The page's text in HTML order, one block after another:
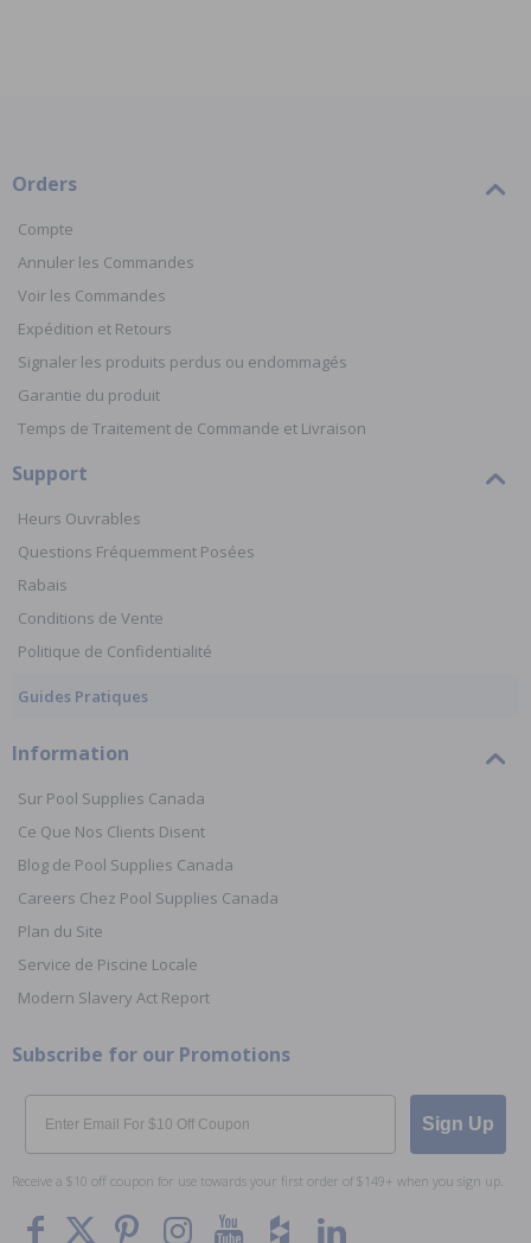
Orders
Compte
Annuler les Commandes
Voir les Commandes
Expédition et Retours
Signaler les produits perdus ou endommagés
Garantie du produit
Temps de Traitement de Commande et Livraison
Support
Heurs Ouvrables
Questions Fréquemment Posées
Rabais
Conditions de Vente
Politique de Confidentialité
Guides Pratiques
Information
Sur Pool Supplies Canada
Ce Que Nos Clients Disent
Blog de Pool Supplies Canada
Careers Chez Pool Supplies Canada
Plan du Site
Service de Piscine Locale
Modern Slavery Act Report
Subscribe for our Promotions
Email
Sign Up
Receive a $10 off coupon for use towards your first order of $149+ when you sign up.